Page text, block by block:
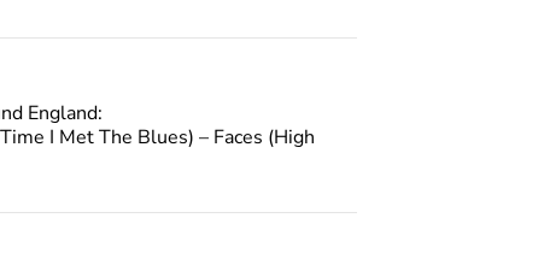
England:
I Met The Blues) – Faces (High